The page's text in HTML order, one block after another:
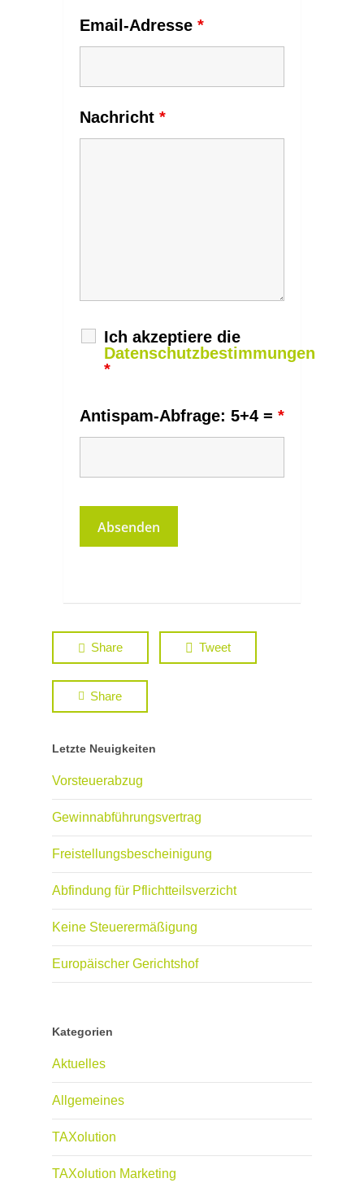
Email-Adresse *
Nachricht *
Ich akzeptiere die
Datenschutzbestimmungen
*
Antispam-Abfrage: 5+4 = *
Share Tweet
Share
Letzte Neuigkeiten
Vorsteuerabzug
Gewinnabführungsvertrag
Freistellungsbescheinigung
Abfindung für Pflichtteilsverzicht
Keine Steuerermäßigung
Europäischer Gerichtshof
Kategorien
Aktuelles
Allgemeines
TAXolution
TAXolution Marketing